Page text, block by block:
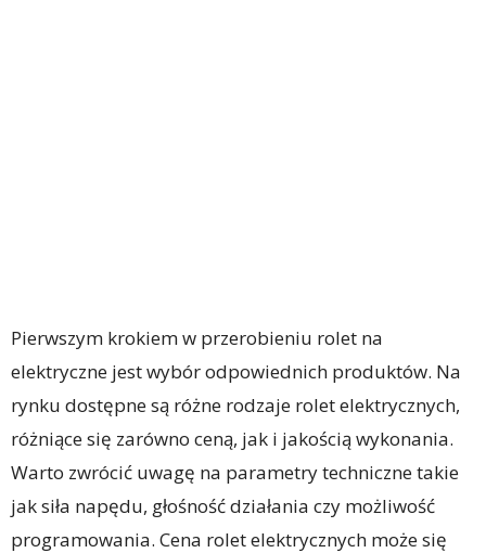
Pierwszym krokiem w przerobieniu rolet na
elektryczne jest wybór odpowiednich produktów. Na
rynku dostępne są różne rodzaje rolet elektrycznych,
różniące się zarówno ceną, jak i jakością wykonania.
Warto zwrócić uwagę na parametry techniczne takie
jak siła napędu, głośność działania czy możliwość
programowania. Cena rolet elektrycznych może się